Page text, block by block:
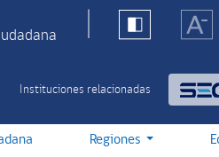
Instituciones relacionadas
Regiones